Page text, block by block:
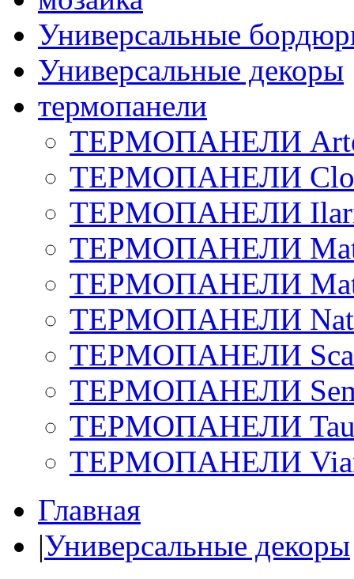
Универсальные
Универсальные декоры
термопанели
ТЕРМОПАНЕЛИ
ТЕРМОПАНЕЛИ
ТЕРМОПАНЕЛИ
ТЕРМОПАНЕЛИ
ТЕРМОПАНЕЛИ
ТЕРМОПАНЕЛИ
ТЕРМОПАНЕЛИ
ТЕРМОПАНЕЛИ
ТЕРМОПАНЕЛИ
ТЕРМОПАНЕЛИ
Главная
|Универсальные декоры